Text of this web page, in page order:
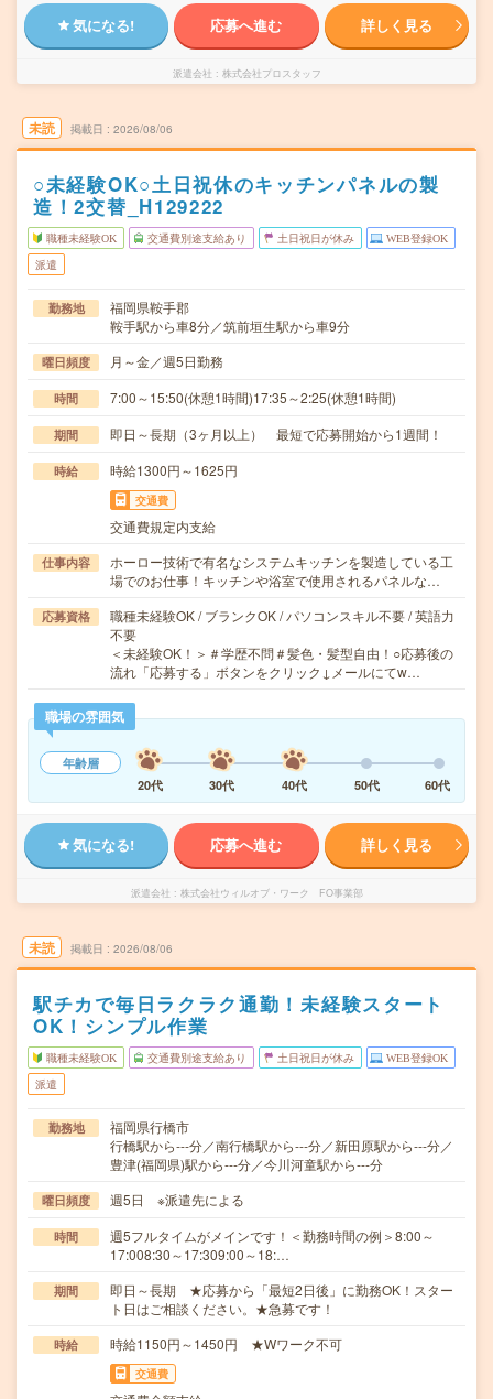
気になる! 応募へ進む 詳しく見る
派遣会社 株式会社プロスタッフ
未読 掲載日 2026/08/06
○未経験OK○土日祝休のキッチンパネルの製
造！2交替_H129222
職種未経験OK 交通費別途支給あり 土日祝日が休み WEB登録OK
派遣
勤務地
福岡県鞍手郡
鞍手駅から車8分／筑前垣生駅から車9分
曜日頻度 月～金／週5日勤務
時間 7:00～15:50(休憩1時間)17:35～2:25(休憩1時間)
期間 即日～長期（3ヶ月以上） 最短で応募開始から1週間！
時給 時給1300円～1625円
交通費
交通費規定内支給
仕事内容
ホーロー技術で有名なシステムキッチンを製造している工
場でのお仕事！キッチンや浴室で使用されるパネルな…
応募資格
職種未経験OK / ブランクOK / パソコンスキル不要 / 英語力
不要
＜未経験OK！＞＃学歴不問＃髪色・髪型自由！○応募後の
流れ「応募する」ボタンをクリック↓メールにてw…
職場の雰囲気
年齢層
20代
30代 40代 50代 60代
気になる! 応募へ進む 詳しく見る
派遣会社 株式会社ウィルオブ・ワーク FO事業部
未読 掲載日 2026/08/06
駅チカで毎日ラクラク通勤！未経験スタート
OK！シンプル作業
職種未経験OK 交通費別途支給あり 土日祝日が休み WEB登録OK
派遣
勤務地
福岡県行橋市
行橋駅から---分／南行橋駅から---分／新田原駅から---分／
豊津(福岡県)駅から---分／今川河童駅から---分
曜日頻度 週5日 ※派遣先による
時間
週5フルタイムがメインです！＜勤務時間の例＞8:00～
17:008:30～17:309:00～18:…
期間
即日～長期 ★応募から「最短2日後」に勤務OK！スター
ト日はご相談ください。★急募です！
時給 時給1150円～1450円 ★Wワーク不可
交通費